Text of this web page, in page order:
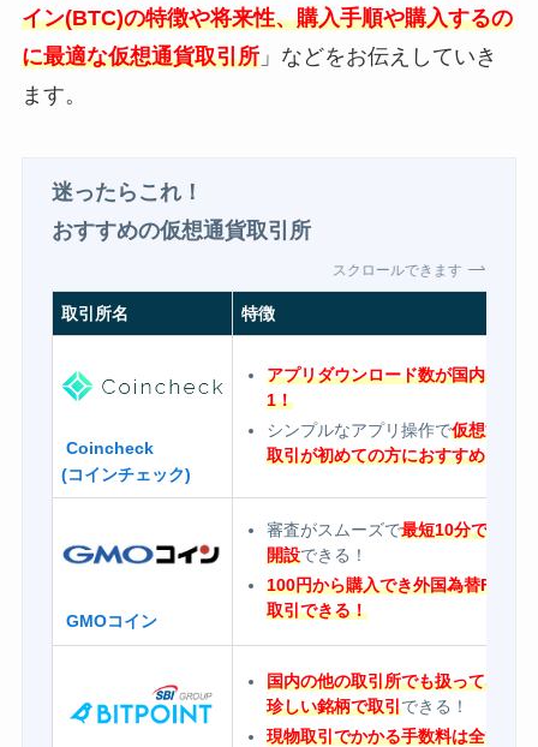
イン(BTC)の特徴や将来性、購入手順や購入するの
に最適な仮想通貨取引所」などをお伝えしていき
ます。
迷ったらこれ！
おすすめの仮想通貨取引所
スクロールできます
取引所名 特徴
Coincheck
(コインチェック)
アプリダウンロード数が国内No.
1！
シンプルなアプリ操作で仮想通貨
取引が初めての方におすすめ
GMOコイン
審査がスムーズで最短10分で口座
開設できる！
100円から購入でき外国為替FXも
取引できる！
国内の他の取引所でも扱ってない
珍しい銘柄で取引できる！
現物取引でかかる手数料は全て無